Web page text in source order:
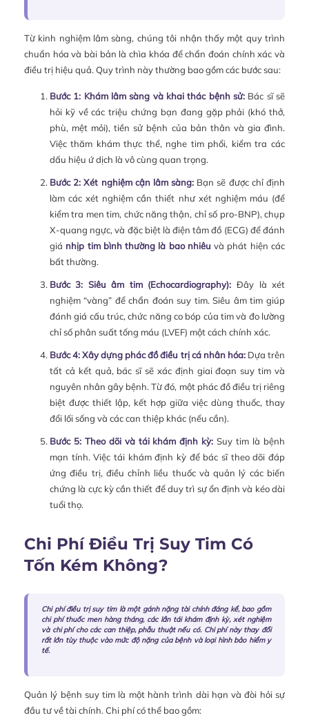
Từ kinh nghiệm lâm sàng, chúng tôi nhận thấy một quy trình
chuẩn hóa và bài bản là chìa khóa để chẩn đoán chính xác và
điều trị hiệu quả. Quy trình này thường bao gồm các bước sau:
Bước 1: Khám lâm sàng và khai thác bệnh sử: Bác sĩ sẽ
hỏi kỹ về các triệu chứng bạn đang gặp phải (khó thở,
phù, mệt mỏi), tiền sử bệnh của bản thân và gia đình.
Việc thăm khám thực thể, nghe tim phổi, kiểm tra các
dấu hiệu ứ dịch là vô cùng quan trọng.
Bước 2: Xét nghiệm cận lâm sàng: Bạn sẽ được chỉ định
làm các xét nghiệm cần thiết như xét nghiệm máu (để
kiểm tra men tim, chức năng thận, chỉ số pro-BNP), chụp
X-quang ngực, và đặc biệt là điện tâm đồ (ECG) để đánh
giá nhịp tim bình thường là bao nhiêu và phát hiện các
bất thường.
Bước 3: Siêu âm tim (Echocardiography): Đây là xét
nghiệm “vàng” để chẩn đoán suy tim. Siêu âm tim giúp
đánh giá cấu trúc, chức năng co bóp của tim và đo lường
chỉ số phân suất tống máu (LVEF) một cách chính xác.
Bước 4: Xây dựng phác đồ điều trị cá nhân hóa:Dựa trên
tất cả kết quả, bác sĩ sẽ xác định giai đoạn suy tim và
nguyên nhân gây bệnh. Từ đó, một phác đồ điều trị riêng
biệt được thiết lập, kết hợp giữa việc dùng thuốc, thay
đổi lối sống và các can thiệp khác (nếu cần).
Bước 5: Theo dõi và tái khám định kỳ: Suy tim là bệnh
mạn tính. Việc tái khám định kỳ để bác sĩ theo dõi đáp
ứng điều trị, điều chỉnh liều thuốc và quản lý các biến
chứng là cực kỳ cần thiết để duy trì sự ổn định và kéo dài
tuổi thọ.
Chi Phí Điều Trị Suy Tim Có
Tốn Kém Không?
Chi phí điều trị suy tim là một gánh nặng tài chính đáng kể, bao gồm
chi phí thuốc men hàng tháng, các lần tái khám định kỳ, xét nghiệm
và chi phí cho các can thiệp, phẫu thuật nếu có. Chi phí này thay đổi
rất lớn tùy thuộc vào mức độ nặng của bệnh và loại hình bảo hiểm y
tế.
Quản lý bệnh suy tim là một hành trình dài hạn và đòi hỏi sự
đầu tư về tài chính. Chi phí có thể bao gồm: